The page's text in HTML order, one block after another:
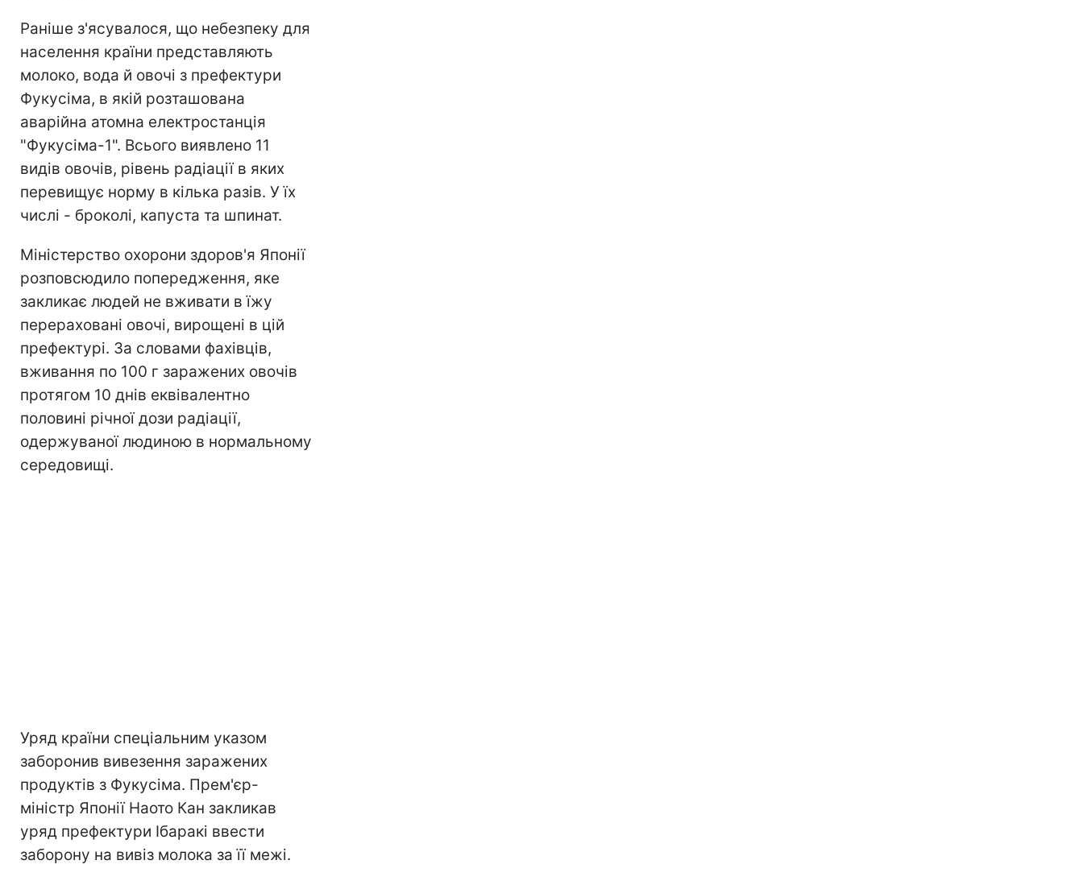
Раніше з'ясувалося, що небезпеку для
населення країни представляють
молоко, вода й овочі з префектури
Фукусіма, в якій розташована
аварійна атомна електростанція
"Фукусіма-1". Всього виявлено 11
видів овочів, рівень радіації в яких
перевищує норму в кілька разів. У їх
числі - броколі, капуста та шпинат.
Міністерство охорони здоров'я Японії
розповсюдило попередження, яке
закликає людей не вживати в їжу
перераховані овочі, вирощені в цій
префектурі. За словами фахівців,
вживання по 100 г заражених овочів
протягом 10 днів еквівалентно
половині річної дози радіації,
одержуваної людиною в нормальному
середовищі.
Уряд країни спеціальним указом
заборонив вивезення заражених
продуктів з Фукусіма. Прем'єр-
міністр Японії Наото Кан закликав
уряд префектури Ібаракі ввести
заборону на вивіз молока за її межі.